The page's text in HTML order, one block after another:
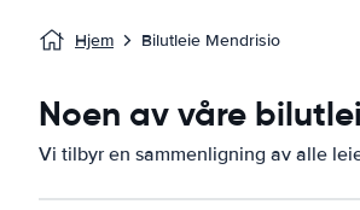
Hjem Bilutleie Mendrisio
Noen av våre
Vi tilbyr en sammenligning av alle